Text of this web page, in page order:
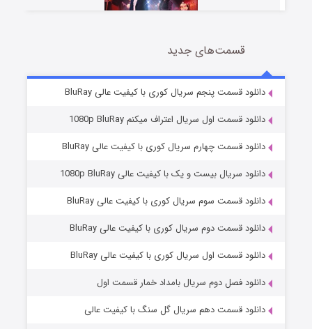
سریال زشت
قسمت2 (زیرنویس) منتشر شد
مردگان متحرک: شهر مرده ۳
قسمت2 (زیرنویس) منتشر شد
قسمت‌های جدید
دانلود قسمت پنجم سریال کوری با کیفیت عالی BluRay
دانلود قسمت اول سریال اعتراف میکنم 1080p BluRay
دانلود قسمت چهارم سریال کوری با کیفیت عالی BluRay
دانلود سریال بیست و یک با کیفیت عالی 1080p BluRay
دانلود قسمت سوم سریال کوری با کیفیت عالی BluRay
دانلود قسمت دوم سریال کوری با کیفیت عالی BluRay
دانلود قسمت اول سریال کوری با کیفیت عالی BluRay
دانلود فصل دوم سریال بامداد خمار قسمت اول
دانلود قسمت دهم سریال گل سنگ با کیفیت عالی